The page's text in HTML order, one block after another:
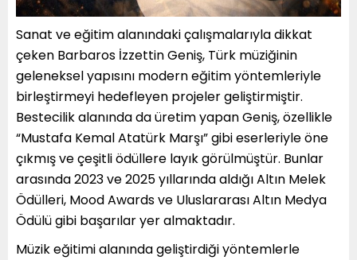
Sanat ve eğitim alanındaki çalışmalarıyla dikkat
çeken Barbaros İzzettin Geniş, Türk müziğinin
geleneksel yapısını modern eğitim yöntemleriyle
birleştirmeyi hedefleyen projeler geliştirmiştir.
Bestecilik alanında da üretim yapan Geniş, özellikle
“Mustafa Kemal Atatürk Marşı” gibi eserleriyle öne
çıkmış ve çeşitli ödüllere layık görülmüştür. Bunlar
arasında 2023 ve 2025 yıllarında aldığı Altın Melek
Ödülleri, Mood Awards ve Uluslararası Altın Medya
Ödülü gibi başarılar yer almaktadır.
Müzik eğitimi alanında geliştirdiği yöntemlerle